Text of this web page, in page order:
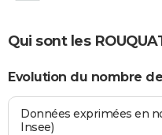
Qui sont les
Evolution du nombre
Données exprimées en
Insee)